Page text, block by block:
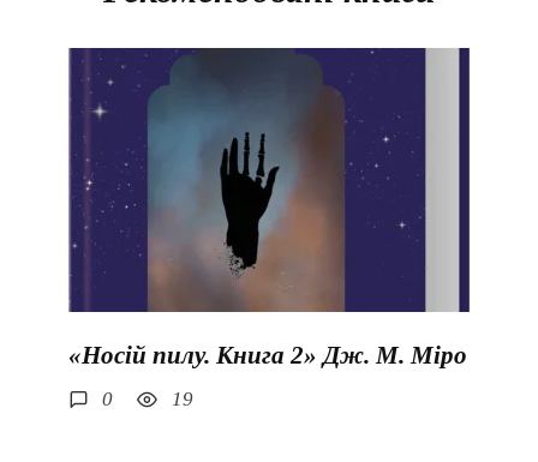
«Носій пилу. Книга 2» Дж. М. Міро
0 19